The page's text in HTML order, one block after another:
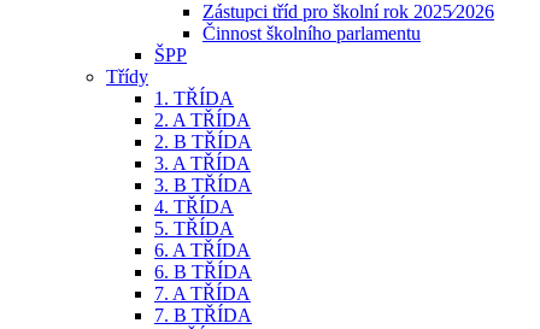
Zástupci tříd pro školní rok 2025⁄2026
Činnost školního parlamentu
ŠPP
Třídy
1. TŘÍDA
2. A TŘÍDA
2. B TŘÍDA
3. A TŘÍDA
3. B TŘÍDA
4. TŘÍDA
5. TŘÍDA
6. A TŘÍDA
6. B TŘÍDA
7. A TŘÍDA
7. B TŘÍDA